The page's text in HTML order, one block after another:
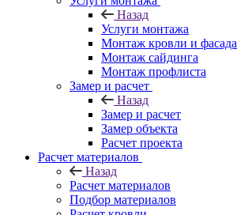
Назад
Услуги монтажа
Монтаж кровли и фасада
Монтаж сайдинга
Монтаж профлиста
Замер и расчет
Назад
Замер и расчет
Замер объекта
Расчет проекта
Расчет материалов
Назад
Расчет материалов
Подбор материалов